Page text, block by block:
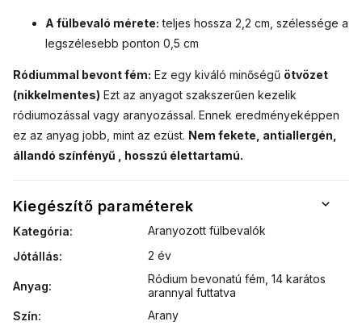
A fülbevaló mérete: teljes hossza 2,2 cm, szélessége a
legszélesebb ponton 0,5 cm
Ródiummal bevont fém: Ez egy kiváló minőségű ötvözet
(nikkelmentes) Ezt az anyagot szakszerűen kezelik
ródiumozással vagy aranyozással. Ennek eredményeképpen
ez az anyag jobb, mint az ezüst. Nem fekete, antiallergén,
állandó színfényű , hosszú élettartamú.
Kiegészítő paraméterek
Kategória:
Aranyozott fülbevalók
Jótállás: 2 év
Anyag:
Ródium bevonatú fém 14 karátos
arannyal futtatva
Szín:
Arany